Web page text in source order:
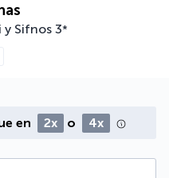
y Sifnos 3*
en 2x o 4x